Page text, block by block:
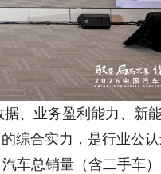
、业务盈利能力、新
综合实力，是行业公
车总销量（含二手车